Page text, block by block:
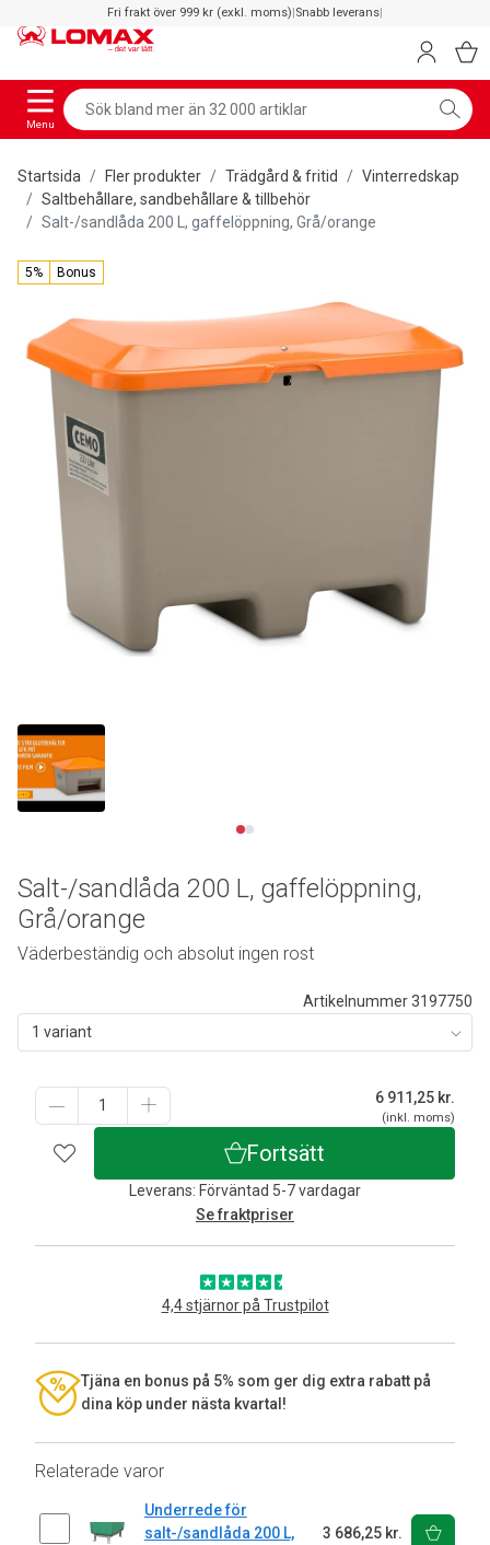
Fri frakt över 999 kr (exkl. moms)|Snabb leverans|
Menu
Startsida Fler produkter Trädgård & fritid
Vinterredskap
Saltbehållare, sandbehållare & tillbehör
Salt-/sandlåda 200 L, gaffelöppning, Grå/orange
5% Bonus
Artikelnummer 3197750
1 variant
6 911,25 kr.
(inkl. moms)
Fortsätt
Leverans: Förväntad 5-7 vardagar
Se fraktpriser
4,4 stjärnor på Trustpilot
Tjäna en bonus på 5% som ger dig extra rabatt på
dina köp under nästa kvartal!
Relaterade varor
Underrede för
salt-/sandlåda 200 L,
3 686,25 kr.
Salt-/sandlåda 200 L, gaffelöppning,
Grå/orange
Väderbeständig och absolut ingen rost